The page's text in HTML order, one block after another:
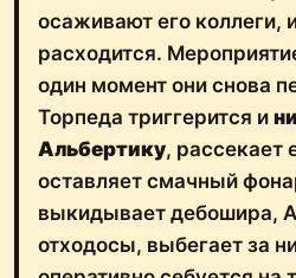
осаживают его коллеги,
расходится.
один момент они снова
Торпеда триггерится и
Альбертику
, рассекает
оставляет смачный
выкидывает дебошира,
отходосы, выбегает за
оперативно себуется на